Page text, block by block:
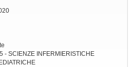
- SCIENZE INFERMIERISTICHE